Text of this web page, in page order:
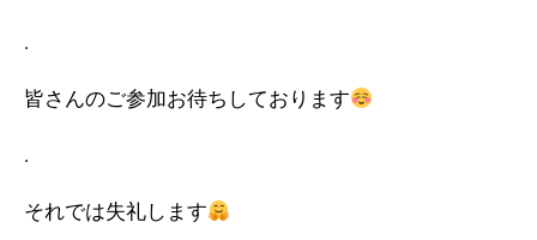
.
皆さんのご参加お待ちしております
.
それでは失礼します